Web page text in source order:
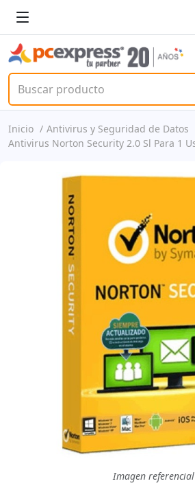
Inicio
Antivirus y Seguridad de Datos
Imagen referencial